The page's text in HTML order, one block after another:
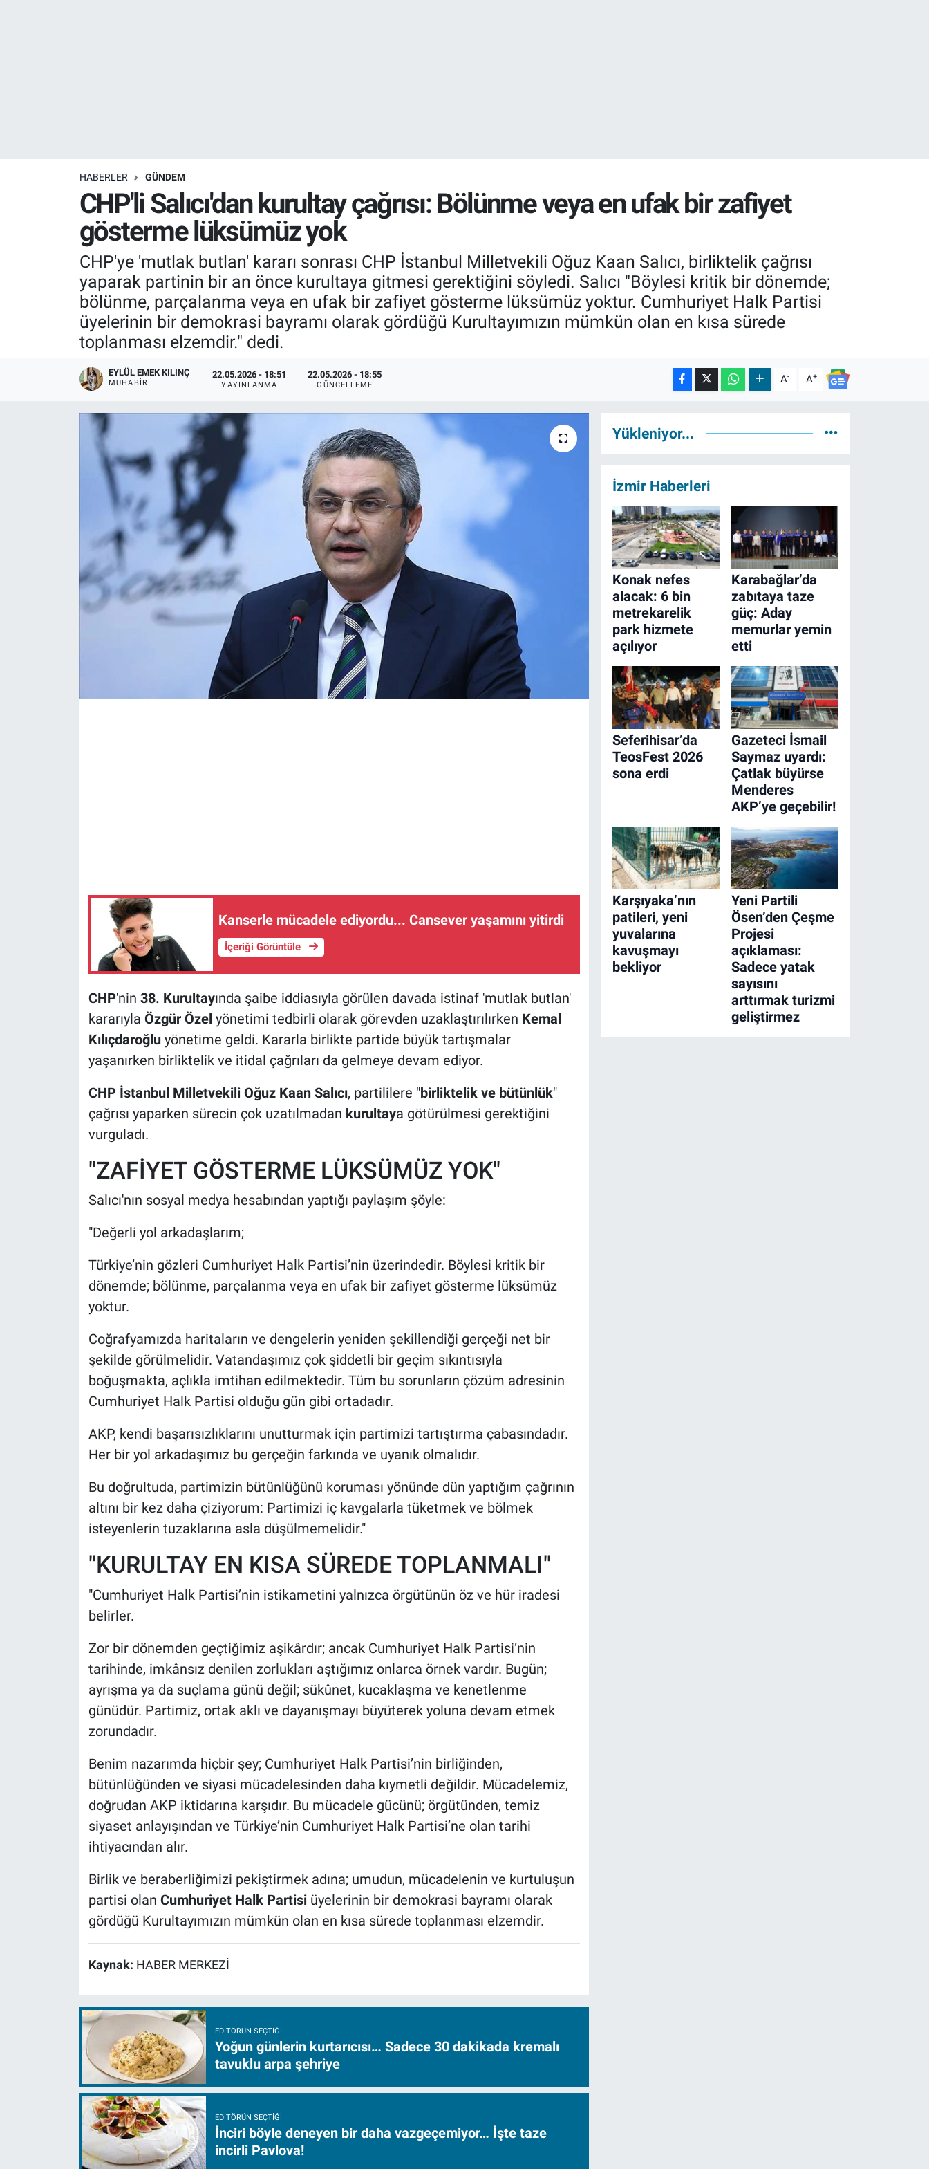
HABERLER GÜNDEM
CHP'li Salıcı'dan kurultay çağrısı: Bölünme veya en ufak bir zafiyet
gösterme lüksümüz yok
CHP'ye 'mutlak butlan' kararı sonrası CHP İstanbul Milletvekili Oğuz Kaan Salıcı, birliktelik çağrısı
yaparak partinin bir an önce kurultaya gitmesi gerektiğini söyledi. Salıcı "Böylesi kritik bir dönemde;
bölünme, parçalanma veya en ufak bir zafiyet gösterme lüksümüz yoktur. Cumhuriyet Halk Partisi
üyelerinin bir demokrasi bayramı olarak gördüğü Kurultayımızın mümkün olan en kısa sürede
toplanması elzemdir." dedi.
EYLÜL EMEK KILINÇ
MUHABIR
22.05.2026 - 18:51
YAYINLANMA
22.05.2026 - 18:55
GÜNCELLEME A- A+
Kanserle mücadele ediyordu... Cansever yaşamını yitirdi
İçeriği Görüntüle
CHP'nin 38. Kurultayında şaibe iddiasıyla görülen davada istinaf 'mutlak butlan'
kararıyla Özgür Özel yönetimi tedbirli olarak görevden uzaklaştırılırken Kemal
Kılıçdaroğluyönetime geldi. Kararla birlikte partide büyük tartışmalar
yaşanırken birliktelik ve itidal çağrıları da gelmeye devam ediyor.
CHP İstanbul Milletvekili Oğuz Kaan Salıcı, partililere "birliktelik ve bütünlük"
çağrısı yaparken sürecin çok uzatılmadan kurultaya götürülmesi gerektiğini
vurguladı.
"ZAFİYET GÖSTERME LÜKSÜMÜZ YOK"
Salıcı'nın sosyal medya hesabından yaptığı paylaşım şöyle:
"Değerli yol arkadaşlarım;
Türkiye’nin gözleri Cumhuriyet Halk Partisi’nin üzerindedir. Böylesi kritik bir
dönemde; bölünme, parçalanma veya en ufak bir zafiyet gösterme lüksümüz
yoktur.
Coğrafyamızda haritaların ve dengelerin yeniden şekillendiği gerçeği net bir
şekilde görülmelidir. Vatandaşımız çok şiddetli bir geçim sıkıntısıyla
boğuşmakta, açlıkla imtihan edilmektedir. Tüm bu sorunların çözüm adresinin
Cumhuriyet Halk Partisi olduğu gün gibi ortadadır.
AKP, kendi başarısızlıklarını unutturmak için partimizi tartıştırma çabasındadır.
Her bir yol arkadaşımız bu gerçeğin farkında ve uyanık olmalıdır.
Bu doğrultuda, partimizin bütünlüğünü koruması yönünde dün yaptığım çağrının
altını bir kez daha çiziyorum: Partimizi iç kavgalarla tüketmek ve bölmek
isteyenlerin tuzaklarına asla düşülmemelidir."
"KURULTAY EN KISA SÜREDE TOPLANMALI"
"Cumhuriyet Halk Partisi’nin istikametini yalnızca örgütünün öz ve hür iradesi
belirler.
Zor bir dönemden geçtiğimiz aşikârdır; ancak Cumhuriyet Halk Partisi’nin
tarihinde, imkânsız denilen zorlukları aştığımız onlarca örnek vardır. Bugün;
ayrışma ya da suçlama günü değil; sükûnet, kucaklaşma ve kenetlenme
günüdür. Partimiz, ortak aklı ve dayanışmayı büyüterek yoluna devam etmek
zorundadır.
Benim nazarımda hiçbir şey; Cumhuriyet Halk Partisi’nin birliğinden,
bütünlüğünden ve siyasi mücadelesinden daha kıymetli değildir. Mücadelemiz,
doğrudan AKP iktidarına karşıdır. Bu mücadele gücünü; örgütünden, temiz
siyaset anlayışından ve Türkiye’nin Cumhuriyet Halk Partisi’ne olan tarihi
ihtiyacından alır.
Birlik ve beraberliğimizi pekiştirmek adına; umudun, mücadelenin ve kurtuluşun
partisi olan Cumhuriyet Halk Partisiüyelerinin bir demokrasi bayramı olarak
gördüğü Kurultayımızın mümkün olan en kısa sürede toplanması elzemdir.
Kaynak: HABER MERKEZİ
EDITÖRÜN SEÇTIĞI
Yoğun günlerin kurtarıcısı… Sadece 30 dakikada kremalı
tavuklu arpa şehriye
EDITÖRÜN SEÇTIĞI
İnciri böyle deneyen bir daha vazgeçemiyor… İşte taze
incirli Pavlova!
Yükleniyor...
İzmir Haberleri
Konak nefes
alacak: 6 bin
metrekarelik
park hizmete
açılıyor
Karabağlar’da
zabıtaya taze
güç: Aday
memurlar yemin
etti
Seferihisar’da
TeosFest 2026
sona erdi
Gazeteci İsmail
Saymaz uyardı:
Çatlak büyürse
Menderes
AKP’ye geçebilir!
Karşıyaka’nın
patileri, yeni
yuvalarına
kavuşmayı
bekliyor
Yeni Partili
Ösen’den Çeşme
Projesi
açıklaması:
Sadece yatak
sayısını
arttırmak turizmi
geliştirmez